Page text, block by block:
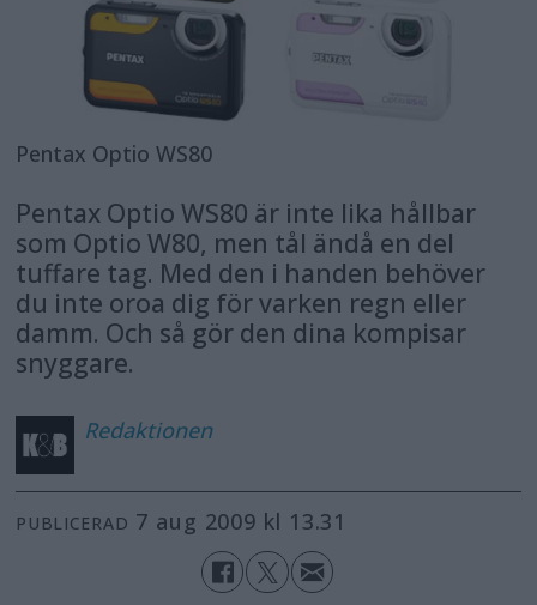
Pentax Optio WS80
Pentax Optio WS80 är inte lika hållbar
som Optio W80, men tål ändå en del
tuffare tag. Med den i handen behöver
du inte oroa dig för varken regn eller
damm. Och så gör den dina kompisar
snyggare.
Redaktionen
PUBLICERAD 7 aug 2009 kl 13.31